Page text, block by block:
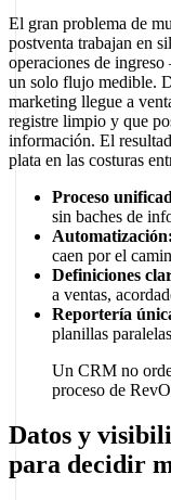
El gran problema de
postventa trabajan en
operaciones de
un solo flujo medible.
marketing llegue a
registre limpio y que
información. El
plata en las costuras
Proceso
sin baches de
Automatización:
caen por el
Definiciones
a ventas,
Reportería
planillas
Un CRM no
proceso de
Datos y
para decidir